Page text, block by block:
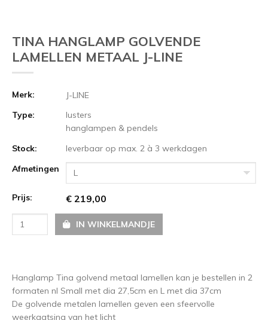
TINA HANGLAMP GOLVENDE
LAMELLEN METAAL J-LINE
Merk:
J-LINE
Type:
lusters
hanglampen & pendels
Stock:
leverbaar op max. 2 à 3 werkdagen
Afmetingen
L
Prijs: € 219,00
IN WINKELMANDJE
Hanglamp Tina golvend metaal lamellen kan je bestellen in 2
formaten nl Small met dia 27,5cm en L met dia 37cm
De golvende metalen lamellen geven een sfeervolle
weerkaatsing van het licht